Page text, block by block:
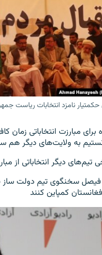
نامزد انتخابات ریاست
برای مبارزت انتخاباتی
به ولایت‌های دیگر هم
تیم‌های دیگر انتخاباتی از
فیصل سخنگوی تیم دولت ساز
کمپاین کنند